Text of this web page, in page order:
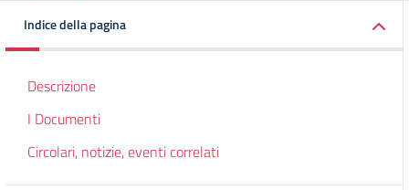
Indice della pagina
Descrizione
I Documenti
Circolari, notizie, eventi correlati